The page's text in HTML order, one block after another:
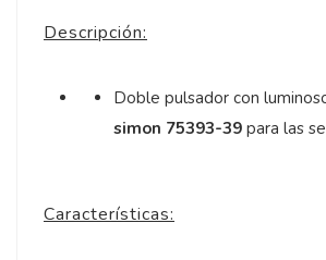
Descripción:
Doble pulsador con
simon 75393-39 para las
Características: